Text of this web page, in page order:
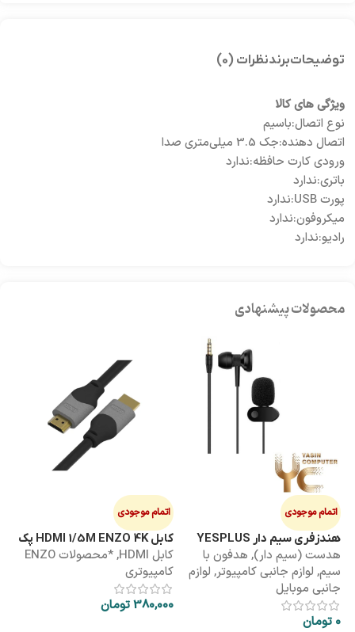
توضیحاتبرندنظرات (0)
ویژگی های کالا
نوع اتصال:باسیم
اتصال دهنده:جک 3.5 میلی‌متری صدا
ورودی کارت حافظه:ندارد
باتری:ندارد
پورت USB:ندارد
میکروفون:ندارد
رادیو:ندارد
محصولات پیشنهادی
اتمام موجودی
هندزفری سیم دار YESPLUS
YS-113
هدست (سیم دار), هدفون با
سیم, لوازم جانبی کامپیوتر, لوازم
جانبی موبایل
0 تومان
اتمام موجودی
کابل HDMI 1/5M ENZO 4K پک
طلقی
کابل HDMI ,
*محصولات ENZO
کامپیوتری
380,000تومان